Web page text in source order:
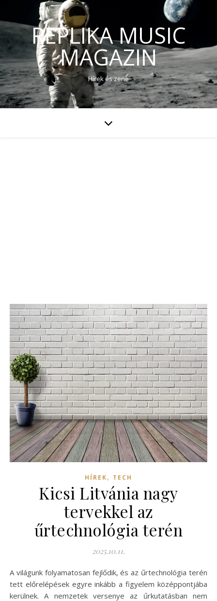
REPLIKA MUSIC
MAGAZIN
Hírek és zene
HÍREK, TECH
Kicsi Litvánia nagy
tervekkel az
űrtechnológia terén
2025.10.11.
A világunk folyamatosan fejlődik, és az űrtechnológia terén
tett előrelépések egyre inkább a figyelem középpontjába
kerülnek. A nemzetek versenye az űrkutatásban nem